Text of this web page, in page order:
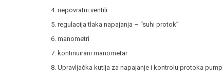
4. nepovratni ventili
5. regulacija tlaka napajanja – “suhi protok”
6. manometri
7. kontinuirani manometar
8. Upravljačka kutija za napajanje i kontrolu protoka